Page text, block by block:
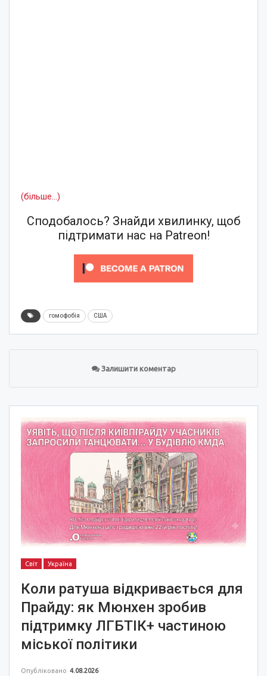
(більше…)
Сподобалось? Знайди хвилинку, щоб
підтримати нас на Patreon!
гомофобія США
Залишити коментар
Світ Україна
Коли ратуша відкривається для
Прайду: як Мюнхен зробив
підтримку ЛГБТІК+ частиною
міської політики
Опубліковано 4.08.2026